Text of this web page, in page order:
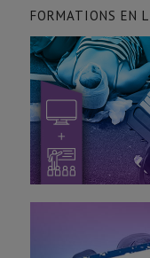
FORMATIONS EN